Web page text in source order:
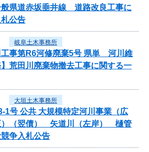
県道赤坂垂井線 道路改良工事に
公告
岐阜土木事務所
工事第R6河修廃棄5号 県単 河川維
荒田川廃棄物撤去工事に関する一
大垣土木事務所
1号 公共 大規模特定河川事業（広
）（翌債） 矢道川（左岸） 樋管
争入札公告